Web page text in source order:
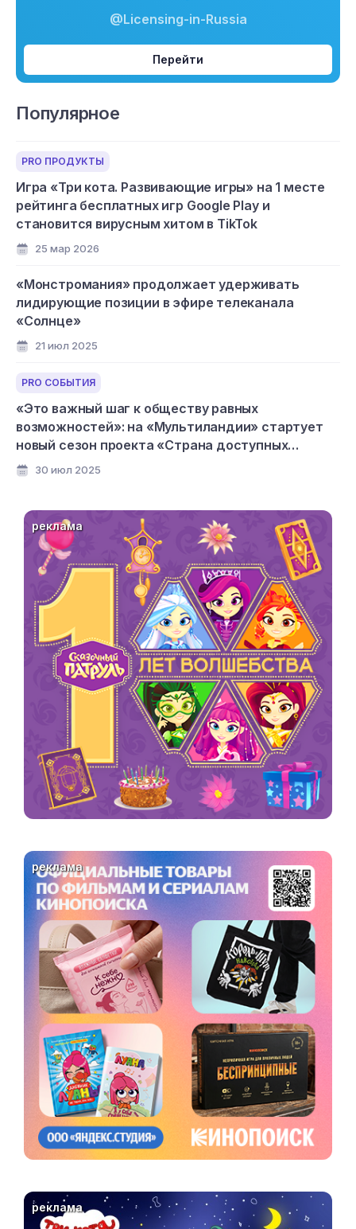
@Licensing-in-Russia
Перейти
Популярное
PRO ПРОДУКТЫ
Игра «Три кота. Развивающие игры» на 1 месте
рейтинга бесплатных игр Google Play и
становится вирусным хитом в TikTok
25 мар 2026
«Монстромания» продолжает удерживать
лидирующие позиции в эфире телеканала
«Солнце»
21 июл 2025
PRO СОБЫТИЯ
«Это важный шаг к обществу равных
возможностей»: на «Мультиландии» стартует
новый сезон проекта «Страна доступных
мультфильмов»
30 июл 2025
реклама
реклама
реклама